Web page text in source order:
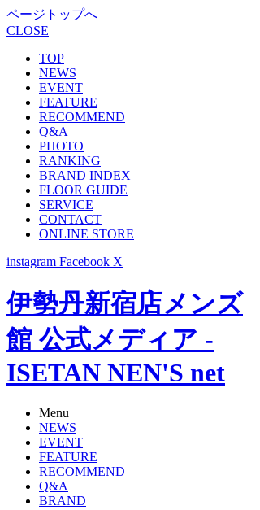
ページトップへ
CLOSE
TOP
NEWS
EVENT
FEATURE
RECOMMEND
Q&A
PHOTO
RANKING
BRAND INDEX
FLOOR GUIDE
SERVICE
CONTACT
ONLINE STORE
instagram Facebook X
伊勢丹新宿店メンズ
館 公式メディア -
ISETAN NEN'S net
Menu
NEWS
EVENT
FEATURE
RECOMMEND
Q&A
BRAND